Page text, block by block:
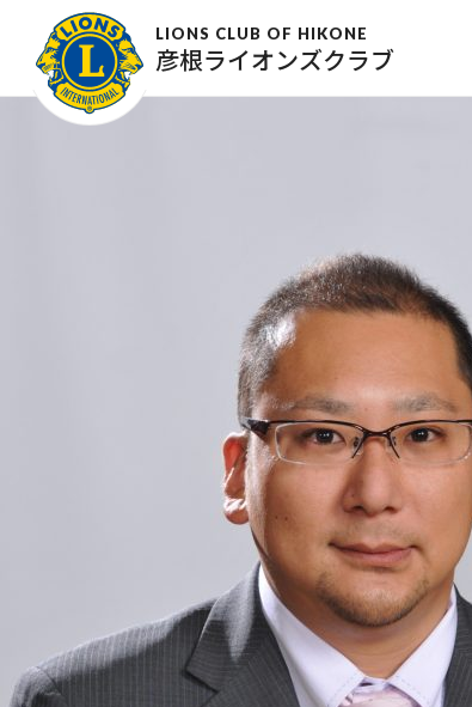
LIONS CLUB OF HIKONE
彦根ライオンズクラブ
村上直樹
2017年2月24日